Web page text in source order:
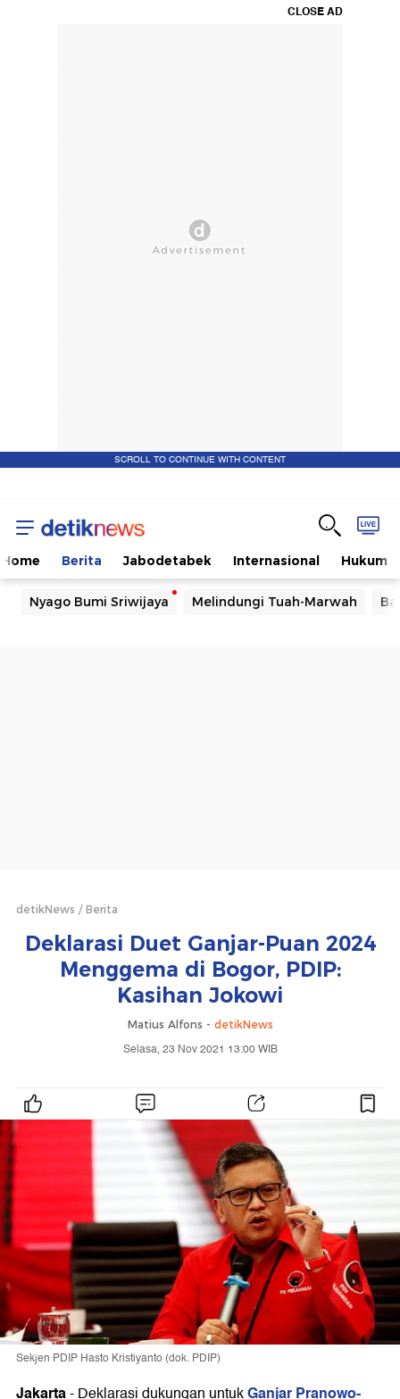
CLOSE AD
SCROLL TO CONTINUE WITH CONTENT
Home Berita Jabodetabek Internasional Hukum
Nyago Bumi Sriwijaya Melindungi Tuah-Marwah
detikNews Berita
Deklarasi Duet Ganjar-Puan 2024
Menggema di Bogor, PDIP:
Kasihan Jokowi
Matius Alfons - detikNews
Selasa, 23 Nov 2021 13:00 WIB
Sekjen PDIP Hasto Kristiyanto (dok. PDIP)
Jakarta-Deklarasi dukungan untukGanjar Pranowo-